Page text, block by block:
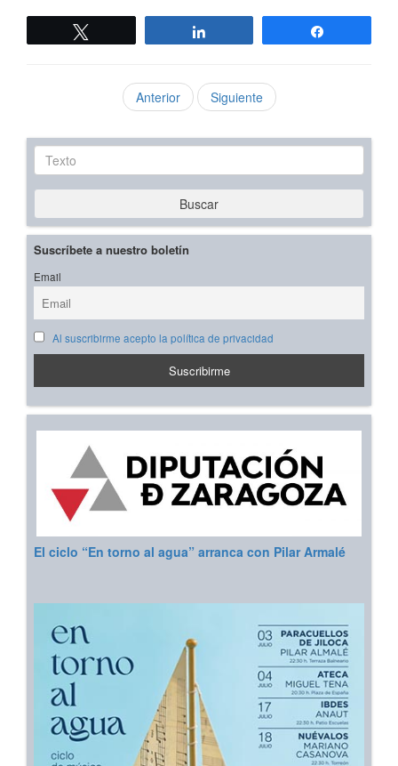
Anterior Siguiente
Texto
Buscar
Suscríbete a nuestro boletín
Email
Al suscribirme acepto la política de privacidad
El ciclo “En torno al agua” arranca con Pilar Armalé